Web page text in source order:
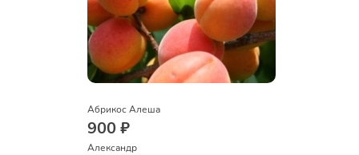
Абрикос Алеша
900 ₽
Александр